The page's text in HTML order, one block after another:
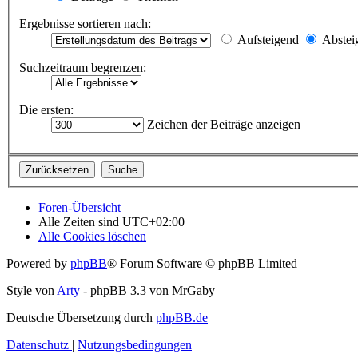
Ergebnisse sortieren nach:
Aufsteigend
Suchzeitraum begrenzen:
Die ersten:
Zeichen der Beiträge anzeigen
Foren-Übersicht
Alle Zeiten sind UTC+02:00
Alle Cookies löschen
Powered by phpBB® Forum Software © phpBB Limited
Style von Arty - phpBB 3.3 von MrGaby
Deutsche Übersetzung durch phpBB.de
Datenschutz | Nutzungsbedingungen